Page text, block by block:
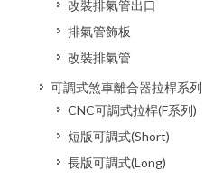
改裝排氣管出口
排氣管飾板
改裝排氣管
可調式煞車離合器拉桿系列
CNC可調式拉桿(F系列)
短版可調式(Short)
長版可調式(Long)